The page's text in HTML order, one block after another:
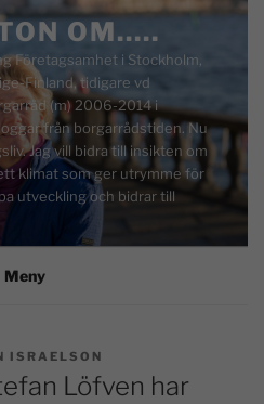
OM…..
Företagsamhet i Stockholm,
Finland, tidigare vd
(m) 2006-2014 i
från borgarrådstiden. Nu
Jag vill bidra till insikten om
klimat som ger utrymme för
utveckling och bidrar till
Meny
ISRAELSON
Löfven har